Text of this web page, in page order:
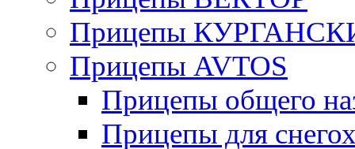
Прицепы
Прицепы AVTOS
Прицепы общего
Прицепы для